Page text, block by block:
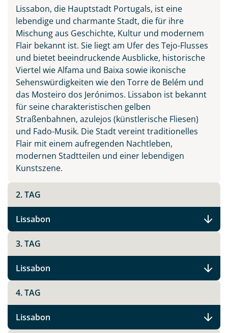
Teile diese Reise
Facebook
Instagram
X
Telegram
per E-Mail senden
Link kopieren
Lissabon, die Hauptstadt Portugals, ist eine
lebendige und charmante Stadt, die für ihre
Mischung aus Geschichte, Kultur und modernem
Flair bekannt ist. Sie liegt am Ufer des Tejo-Flusses
und bietet beeindruckende Ausblicke, historische
Viertel wie Alfama und Baixa sowie ikonische
Sehenswürdigkeiten wie den Torre de Belém und
das Mosteiro dos Jerónimos. Lissabon ist bekannt
für seine charakteristischen gelben
Straßenbahnen, azulejos (künstlerische Fliesen)
und Fado-Musik. Die Stadt vereint traditionelles
Flair mit einem aufregenden Nachtleben,
modernen Stadtteilen und einer lebendigen
Kunstszene.
2. TAG
Lissabon
3. TAG
Lissabon
4. TAG
Lissabon